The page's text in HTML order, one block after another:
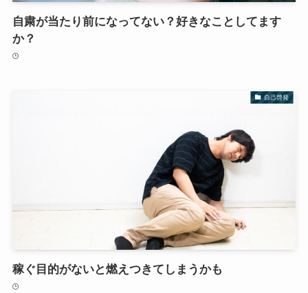
自粛が当たり前になってない？好きなことしてます
か？
自己啓発
稼ぐ目的がないと燃えつきてしまうかも